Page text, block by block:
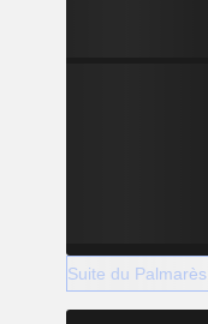
Suite du Palmarès